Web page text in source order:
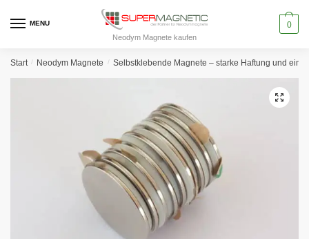
MENU
Neodym Magnete kaufen
0
Start / Neodym Magnete / Selbstklebende Magnete – starke Haftung und
🔍